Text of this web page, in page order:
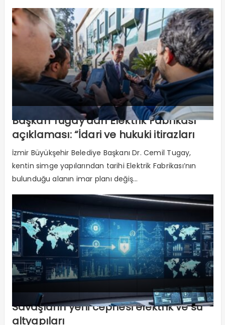
Başkan Tugay'dan Elektrik Fabrikası
açıklaması: “İdari ve hukuki itirazları
yapacağız"
İzmir Büyükşehir Belediye Başkanı Dr. Cemil Tugay,
kentin simge yapılarından tarihi Elektrik Fabrikası’nın
bulunduğu alanın imar planı değiş...
Savaşların yeni cephesi elektrik ve su
altyapıları